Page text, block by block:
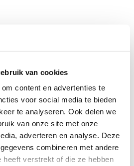
van cookies
content en advertenties te
voor social media te bieden
te analyseren. Ook delen we
van onze site met onze
adverteren en analyse. Deze
combineren met andere
heeft verstrekt of die ze hebben